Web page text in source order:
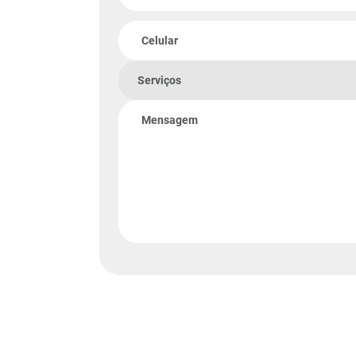
Celular
Serviços
Mensagem